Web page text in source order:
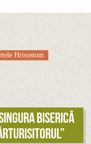
Hrisostom
biserică